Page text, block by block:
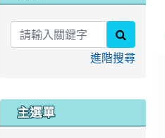
進階搜尋
主選單